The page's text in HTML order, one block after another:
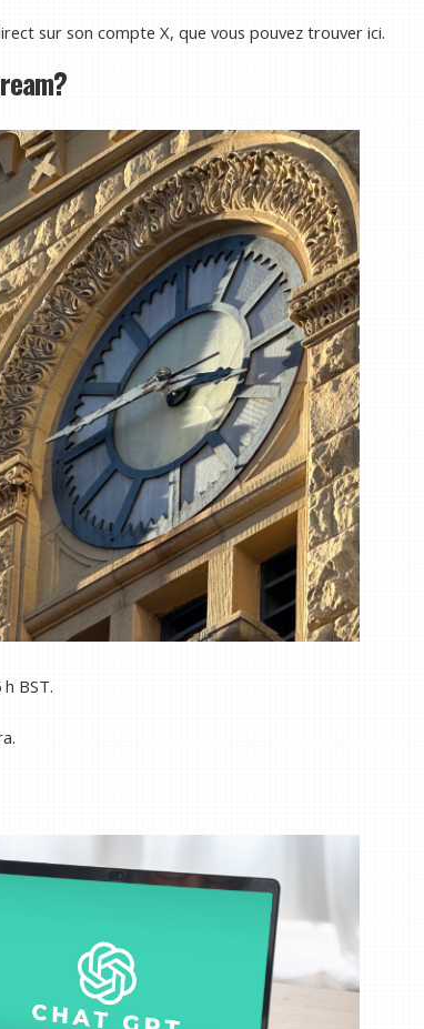
sur son compte X, que vous pouvez trouver ici.
BST.